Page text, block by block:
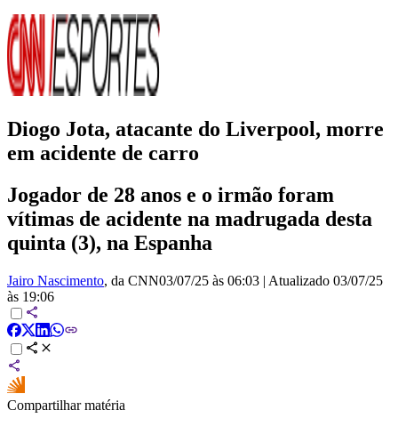
Diogo Jota, atacante do Liverpool, morre
em acidente de carro
Jogador de 28 anos e o irmão foram
vítimas de acidente na madrugada desta
quinta (3), na Espanha
Jairo Nascimento, da CNN03/07/25 às 06:03 | Atualizado 03/07/25
às 19:06
Compartilhar matéria